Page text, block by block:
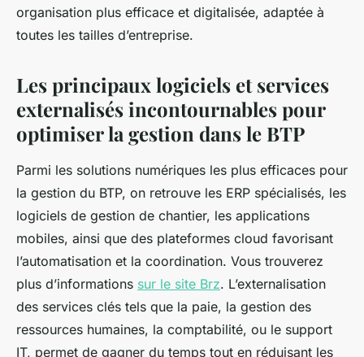
organisation plus efficace et digitalisée, adaptée à
toutes les tailles d’entreprise.
Les principaux logiciels et services
externalisés incontournables pour
optimiser la gestion dans le BTP
Parmi les solutions numériques les plus efficaces pour
la gestion du BTP, on retrouve les ERP spécialisés, les
logiciels de gestion de chantier, les applications
mobiles, ainsi que des plateformes cloud favorisant
l’automatisation et la coordination. Vous trouverez
plus d’informations sur le site Brz. L’externalisation
des services clés tels que la paie, la gestion des
ressources humaines, la comptabilité, ou le support
IT, permet de gagner du temps tout en réduisant les